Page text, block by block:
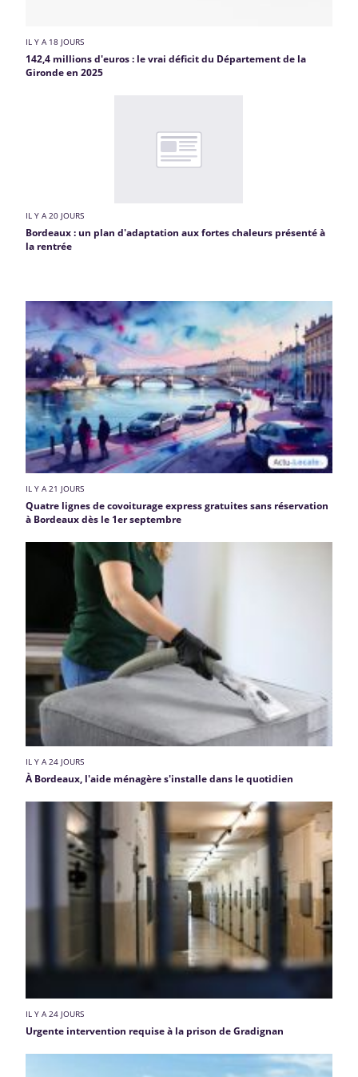
IL Y A 18 JOURS
142,4 millions d'euros : le vrai déficit du Département de la
Gironde en 2025
IL Y A 20 JOURS
Bordeaux : un plan d'adaptation aux fortes chaleurs présenté à
la rentrée
IL Y A 21 JOURS
Quatre lignes de covoiturage express gratuites sans réservation
à Bordeaux dès le 1er septembre
IL Y A 24 JOURS
À Bordeaux, l'aide ménagère s'installe dans le quotidien
IL Y A 24 JOURS
Urgente intervention requise à la prison de Gradignan